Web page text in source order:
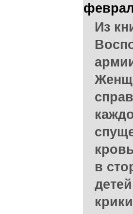
Из
в